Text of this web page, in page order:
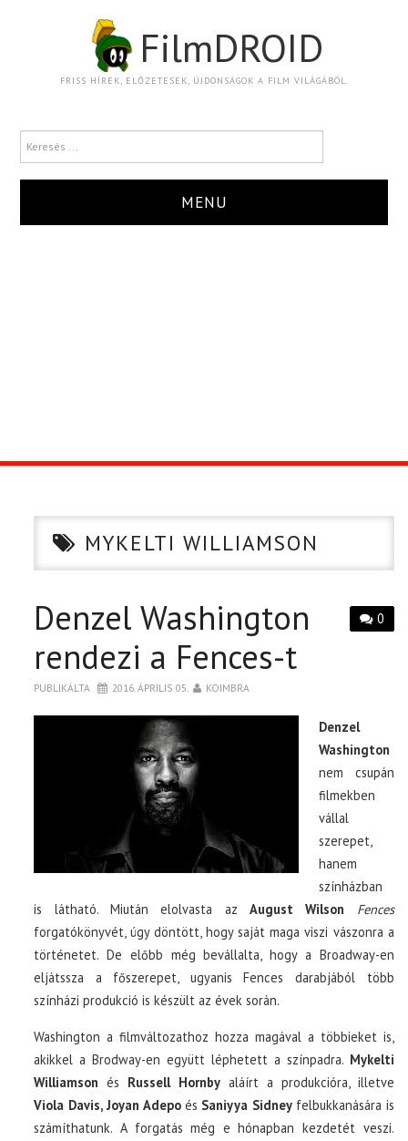
FilmDROID
FRISS HÍREK, ELŐZETESEK, ÚJDONSÁGOK A FILM VILÁGÁBÓL.
MENU
CIKK
PÓLÓ RENDELÉS
MYKELTI WILLIAMSON
0
Denzel Washington
rendezi a Fences-t
PUBLIKÁLTA 2016. ÁPRILIS 05. KOIMBRA
Denzel
Washington
nem csupán
filmekben
vállal
szerepet,
hanem
színházban
is látható. Miután elolvasta az August Wilson Fences
forgatókönyvét, úgy döntött, hogy saját maga viszi vászonra a
történetet. De előbb még bevállalta, hogy a Broadway-en
eljátssza a főszerepet, ugyanis Fences darabjából több
színházi produkció is készült az évek során.
Washington a filmváltozathoz hozza magával a többieket is,
akikkel a Brodway-en együtt léphetett a színpadra. Mykelti
Williamson és Russell Hornby aláírt a produkcióra, illetve
Viola Davis, Joyan Adepoés Saniyya Sidneyfelbukkanására is
számíthatunk. A forgatás még e hónapban kezdetét veszi.